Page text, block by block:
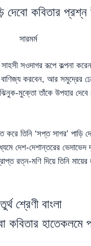
দেবো কবিতার
সারমর্ম
সওদাগর রূপে কল্পনা
বাণিজ্য করবেন, আর
মুক্তো তাঁকে উপহার
তিনি ‘সপ্ত সাগর’ পাড়ি
দেশ-দেশান্তরের
রত্ন-মণি দিয়ে তিনি মায়ের
শ্রেণী বাংলা
কবিতার